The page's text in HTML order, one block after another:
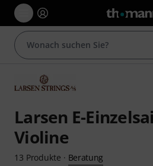
Larsen E-
Violine
13 Produkte · Beratung